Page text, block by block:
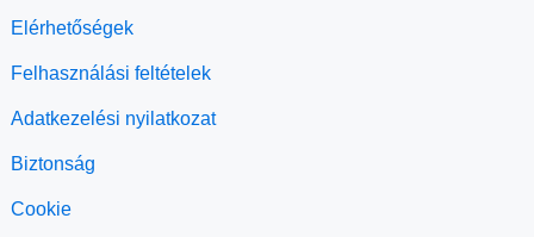
Elérhetőségek
Felhasználási feltételek
Adatkezelési nyilatkozat
Biztonság
Cookie